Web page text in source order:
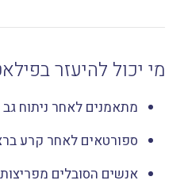
מי יכול להיעזר
מתאמנים לאחר ניתוח גב
ספורטאים לאחר קרע
אנשים הסובלים